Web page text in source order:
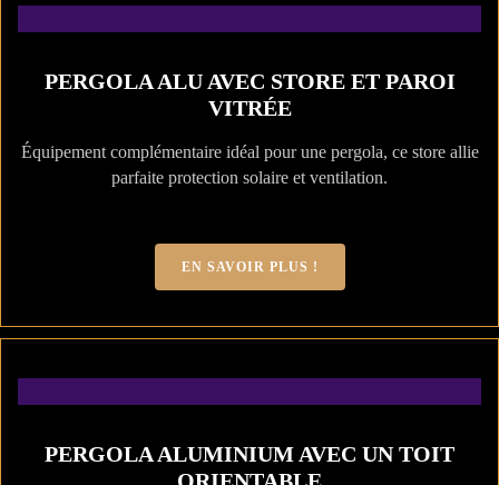
PERGOLA ALU AVEC STORE ET PAROI
VITRÉE
Équipement complémentaire idéal pour une pergola, ce store allie
parfaite protection solaire et ventilation.
EN SAVOIR PLUS !
PERGOLA ALUMINIUM AVEC UN TOIT